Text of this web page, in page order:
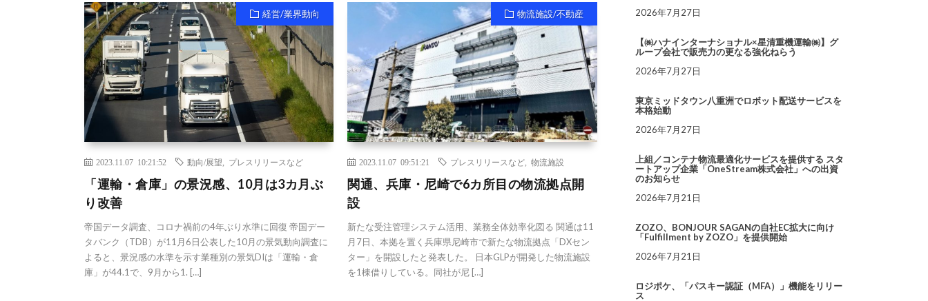
経営/業界動向
2023.11.07 10:21:52 動向/展望 プレスリリースなど
「運輸・倉庫」の景況感、10月は3カ月ぶ
り改善
帝国データ調査、コロナ禍前の4年ぶり水準に回復 帝国デー
タバンク（TDB）が11月6日公表した10月の景気動向調査に
よると、景況感の水準を示す業種別の景気DIは「運輸・倉
庫」が44.1で、9月から1. […]
物流施設/不動産
2023.11.07 09:51:21 プレスリリースなど ,物流施設
関通、兵庫・尼崎で6カ所目の物流拠点開
設
新たな受注管理システム活用、業務全体効率化図る 関通は11
月7日、本拠を置く兵庫県尼崎市で新たな物流拠点「DXセン
ター」を開設したと発表した。 日本GLPが開発した物流施設
を1棟借りしている。同社が尼 […]
2026年7月27日
【㈱ハナインターナショナル×星清重機運輸㈱】グ
ループ会社で販売力の更なる強化ねらう
2026年7月27日
東京ミッドタウン八重洲でロボット配送サービスを
本格始動
2026年7月27日
上組／コンテナ物流最適化サービスを提供する スタ
ートアップ企業「OneStream株式会社」への出資
のお知らせ
2026年7月21日
ZOZO、BONJOUR SAGANの自社EC拡大に向け
「Fulfillment by ZOZO」を提供開始
2026年7月21日
ロジポケ、「パスキー認証（MFA）」機能をリリー
ス